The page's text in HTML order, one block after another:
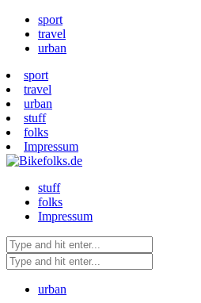
sport
travel
urban
sport
travel
urban
stuff
folks
Impressum
stuff
folks
Impressum
urban